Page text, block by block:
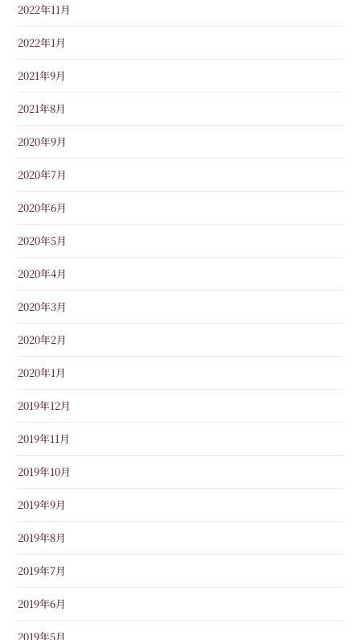
2022年11月
2022年1月
2021年9月
2021年8月
2020年9月
2020年7月
2020年6月
2020年5月
2020年4月
2020年3月
2020年2月
2020年1月
2019年12月
2019年11月
2019年10月
2019年9月
2019年8月
2019年7月
2019年6月
2019年5月